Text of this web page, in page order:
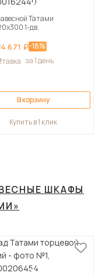
Татами
1-дв.
4 671 ₽-18%
за 1 день
В корзину
Купить в 1 клик
ШКАФЫ